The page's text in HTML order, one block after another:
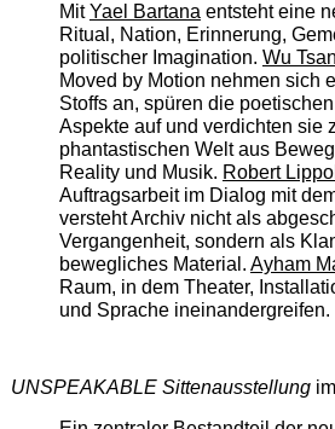
MitYael Bartanaentsteht eine
Ritual, Nation, Erinnerung,
politischer Imagination. Wu
Moved by Motion nehmen sich
Stoffs an, spüren die
Aspekte auf und verdichten sie
phantastischen Welt aus
Reality und Musik. Robert
Auftragsarbeit im Dialog mit
versteht Archiv nicht als
Vergangenheit, sondern als
bewegliches Material. Ayham
Raum, in dem Theater,
und Sprache ineinandergreifen.
UNSPEAKABLE Sittenausstellungim